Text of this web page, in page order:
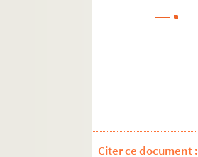
Citer ce document :